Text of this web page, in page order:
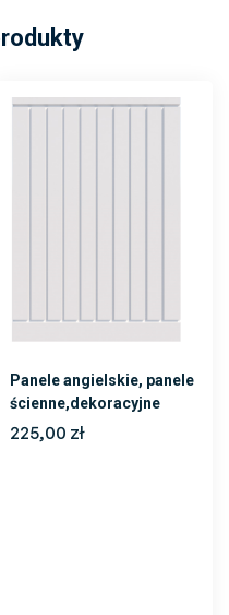
Panele angielskie, panele
ścienne,dekoracyjne
225,00 zł